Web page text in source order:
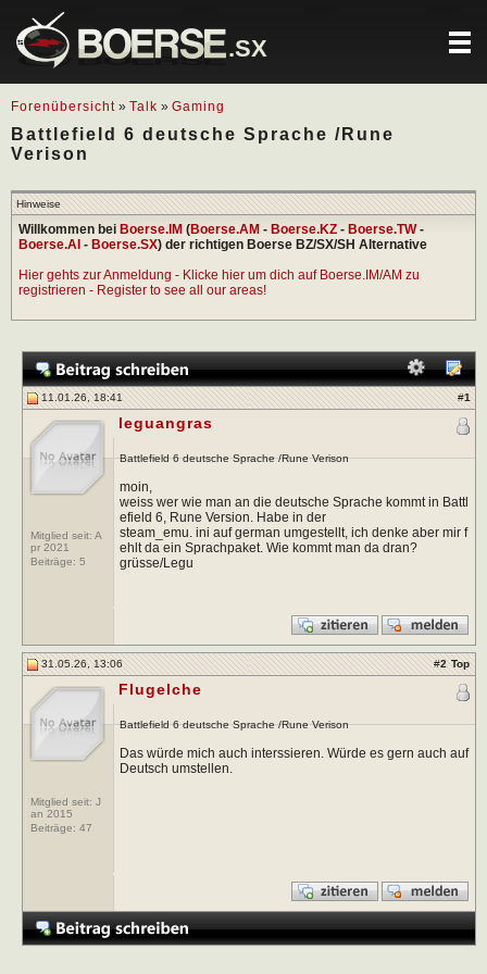
.SX
Forenübersicht » Talk » Gaming
Battlefield 6 deutsche Sprache /Rune
Verison
Hinweise
Willkommen bei Boerse.IM (Boerse.AM - Boerse.KZ - Boerse.TW-
Boerse.AI - Boerse.SX) der richtigen Boerse BZ/SX/SH Alternative
Hier gehts zur Anmeldung - Klicke hier um dich auf Boerse.IM/AM zu
registrieren - Register to see all our areas!
11.01.26, 18:41 #1
Mitglied seit: A
pr 2021
Beiträge: 5
leguangras
Battlefield 6 deutsche Sprache /Rune Verison
moin,
weiss wer wie man an die deutsche Sprache kommt in Battl
efield 6, Rune Version. Habe in der
steam_emu. ini auf german umgestellt, ich denke aber mir f
ehlt da ein Sprachpaket. Wie kommt man da dran?
grüsse/Legu
31.05.26, 13:06 #2 Top
Mitglied seit: J
an 2015
Beiträge: 47
Flugelche
Battlefield 6 deutsche Sprache /Rune Verison
Das würde mich auch interssieren. Würde es gern auch auf
Deutsch umstellen.